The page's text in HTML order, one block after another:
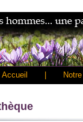
Accueil